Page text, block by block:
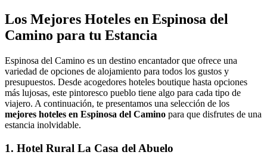
Los Mejores Hoteles en Espinosa del
Camino para tu Estancia
Espinosa del Camino es un destino encantador que ofrece una
variedad de opciones de alojamiento para todos los gustos y
presupuestos. Desde acogedores hoteles boutique hasta opciones
más lujosas, este pintoresco pueblo tiene algo para cada tipo de
viajero. A continuación, te presentamos una selección de los
mejores hoteles en Espinosa del Camino para que disfrutes de una
estancia inolvidable.
1. Hotel Rural La Casa del Abuelo